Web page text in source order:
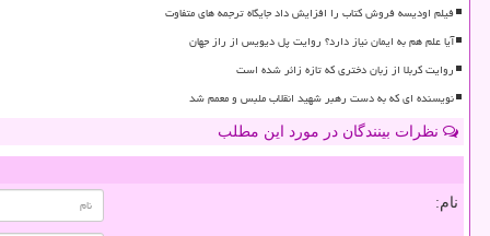
فیلم اودیسه فروش کتاب را افزایش داد جایگاه ترجمه های متفاوت
آیا علم هم به ایمان نیاز دارد؟ روایت پل دیویس از راز جهان
روایت کربلا از زبان دختری که تازه زائر شده است
نویسنده ای که به دست رهبر شهید انقلاب ملبس و معمم شد
نظرات بینندگان در مورد این مطلب
نام: